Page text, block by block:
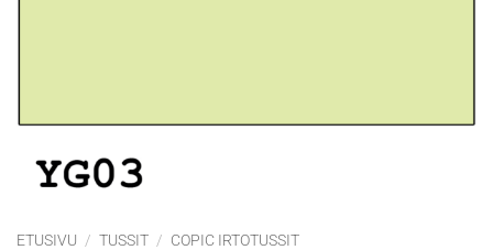
ETUSIVU / TUSSIT / COPIC IRTOTUSSIT